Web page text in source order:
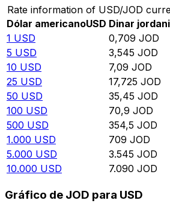
Rate information of USD/JOD
Dólar americanoUSD Dinar
1 USD 0,709 JOD
5 USD 3,545 JOD
10 USD 7,09 JOD
25 USD 17,725 JOD
50 USD 35,45 JOD
100 USD 70,9 JOD
500 USD 354,5 JOD
1.000 USD 709 JOD
5.000 USD 3.545 JOD
10.000 USD 7.090 JOD
Gráfico de JOD para USD